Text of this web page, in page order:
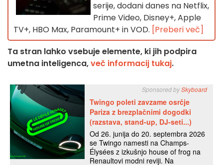
serije, dodani danes na Netflix,
Prime Video, Disney+, Apple
TV+, HBO Max, Paramount+ in VOD. [Preberi več]
Ta stran lahko vsebuje elemente, ki jih podpira
umetna inteligenca,več informacij tukaj.